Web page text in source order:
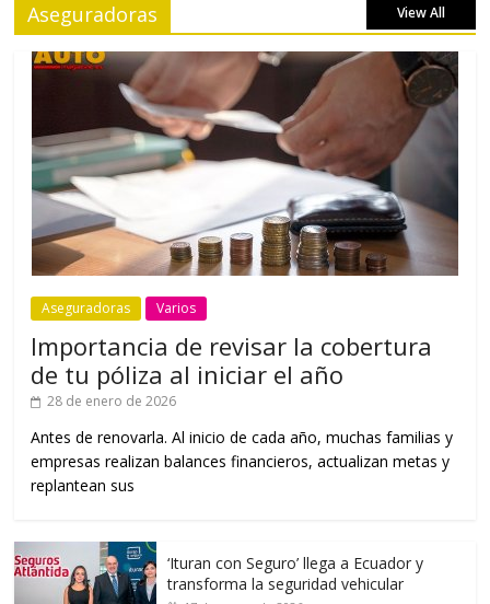
Aseguradoras View All
Aseguradoras Varios
Importancia de revisar la cobertura
de tu póliza al iniciar el año
28 de enero de 2026
Antes de renovarla. Al inicio de cada año, muchas familias y
empresas realizan balances financieros, actualizan metas y
replantean sus
‘Ituran con Seguro’ llega a Ecuador y
transforma la seguridad vehicular